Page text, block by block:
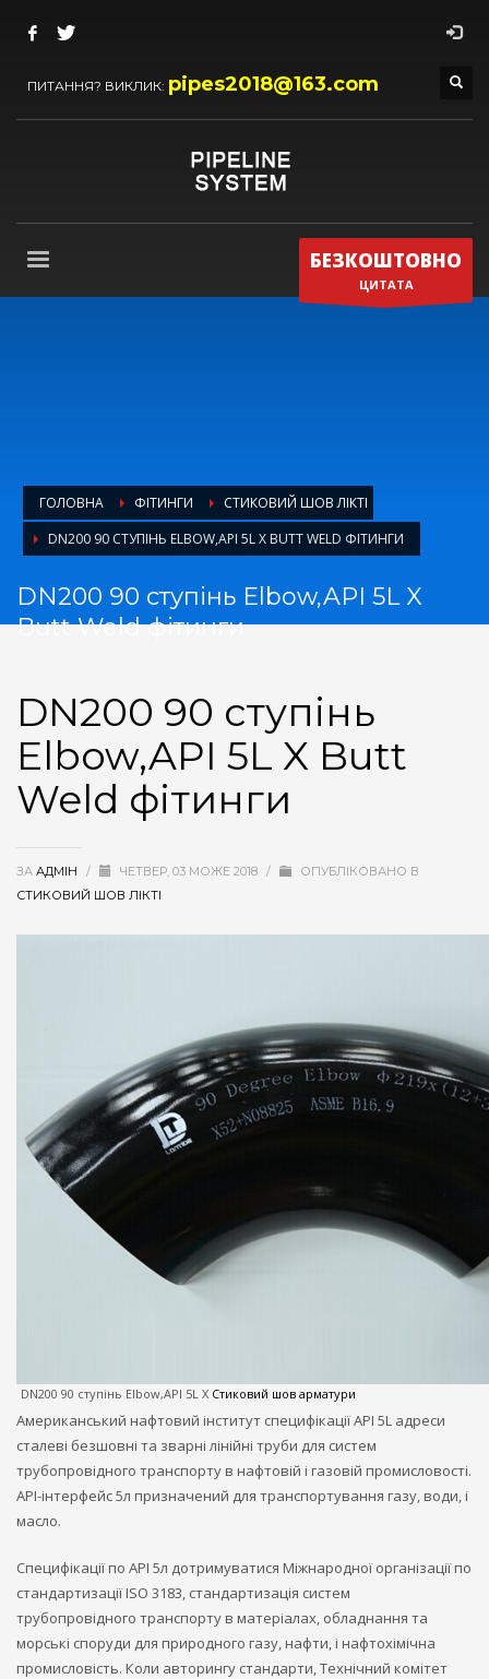
ПИТАННЯ? ВИКЛИК: pipes2018@163.com
БЕЗКОШТОВНО
ЦИТАТА
ГОЛОВНА ФІТИНГИ
СТИКОВИЙ ШОВ ЛІКТІ
DN200 90 СТУПІНЬ ELBOW,API 5L X BUTT WELD ФІТИНГИ
DN200 90 ступінь Elbow,API 5L X
Butt Weld фітинги
DN200 90 ступінь
Elbow,API 5L X Butt
Weld фітинги
ЗА АДМІН / ЧЕТВЕР, 03 МОЖЕ 2018 /
ОПУБЛІКОВАНО В
СТИКОВИЙ ШОВ ЛІКТІ
DN200 90 ступінь Elbow,API 5L X Стиковий шов арматури
Американський нафтовий інститут специфікації API 5L адреси
сталеві безшовні та зварні лінійні труби для систем
трубопровідного транспорту в нафтовій і газовій промисловості.
API-інтерфейс 5л призначений для транспортування газу, води, і
масло.
Специфікації по API 5л дотримуватися Міжнародної організації по
стандартизації ISO 3183, стандартизація систем
трубопровідного транспорту в матеріалах, обладнання та
морські споруди для природного газу, нафти, і нафтохімічна
промисловість. Коли авторингу стандарти, Технічний комітет